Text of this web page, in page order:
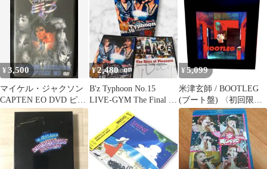
¥3,500
マイケル・ジャクソン
CAPTEN EO DVD ピク
チャー仕様、日本語字
¥2,480
B'z Typhoon No.15
LIVE-GYM The Final ビ
¥ 5,099
米津玄師 / BOOTLEG
(ブート盤) 〈初回限定
盤〉